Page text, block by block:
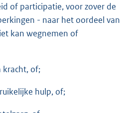
of participatie, voor zover de
- naar het oordeel van
kan wegnemen of
kracht, of;
hulp, of;